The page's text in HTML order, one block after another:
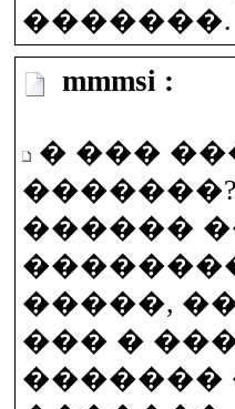
�������.
mmmsi :
� ���
������
�����,
��� �
�������